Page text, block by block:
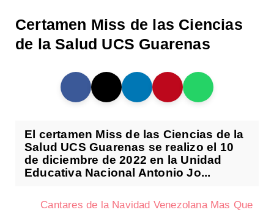
Certamen Miss de las Ciencias
de la Salud UCS Guarenas
El certamen Miss de las Ciencias de la
Salud UCS Guarenas se realizo el 10
de diciembre de 2022 en la Unidad
Educativa Nacional Antonio Jo...
Cantares de la Navidad Venezolana Mas Que